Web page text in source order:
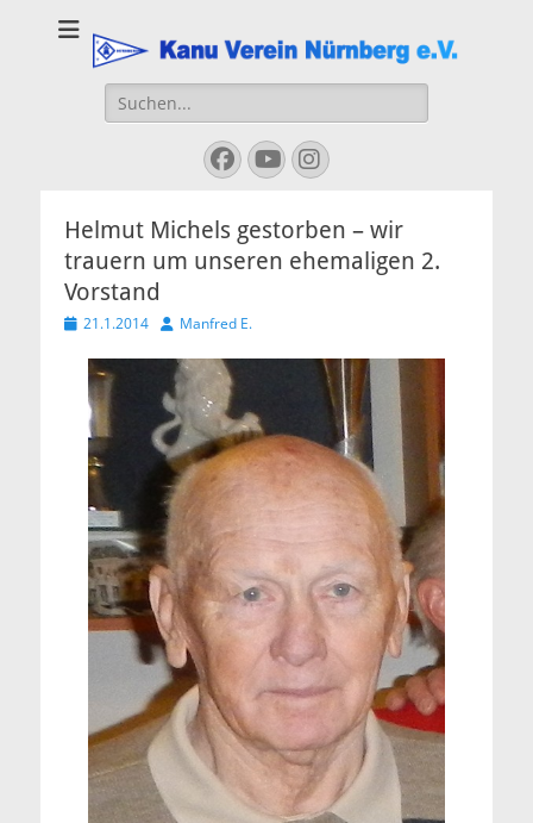
Kanu Verein
Nuernberg
Suchen
nach:
Facebook
YouTube
Instagram
Helmut Michels gestorben – wir
trauern um unseren ehemaligen 2.
Vorstand
Veröffentlicht
21.1.2014 AutorManfred E.